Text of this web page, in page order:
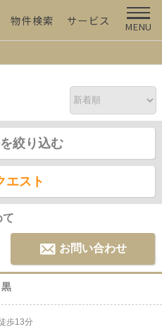
物件検索 サービス MENU
絞り込む
エスト
て
お問い合わせ
歩13分